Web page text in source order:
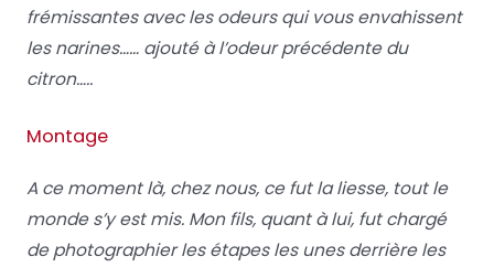
frémissantes avec les odeurs qui vous envahissent
les narines…… ajouté à l’odeur précédente du
citron…..
Montage
A ce moment là, chez nous, ce fut la liesse, tout le
monde s’y est mis. Mon fils, quant à lui, fut chargé
de photographier les étapes les unes derrière les